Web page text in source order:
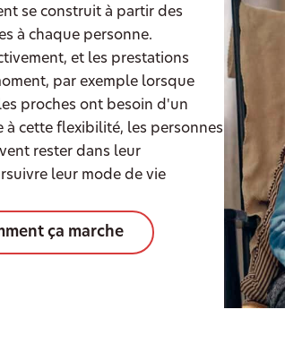
se construit à partir des
à chaque personne.
et les prestations
par exemple lorsque
proches ont besoin d'un
à cette flexibilité, les personnes
rester dans leur
leur mode de vie
ça marche